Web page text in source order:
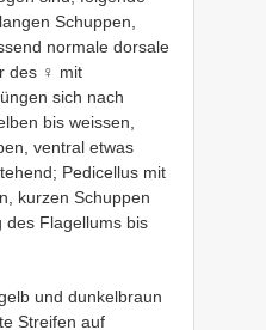
Schuppen,
normale dorsale
des ♀ mit
sich nach
bis weissen,
ventral etwas
Pedicellus mit
kurzen Schuppen
des Flagellums bis
und dunkelbraun
Streifen auf